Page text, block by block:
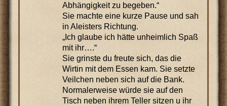
Abhängigkeit zu begeben.“
Sie machte eine kurze Pause und sah
in Aleisters Richtung.
„Ich glaube ich hätte unheimlich Spaß
mit ihr….“
Sie grinste du freute sich, das die
Wirtin mit dem Essen kam. Sie setzte
Veilchen neben sich auf die Bank.
Normalerweise würde sie auf den
Tisch neben ihrem Teller sitzen u ihr